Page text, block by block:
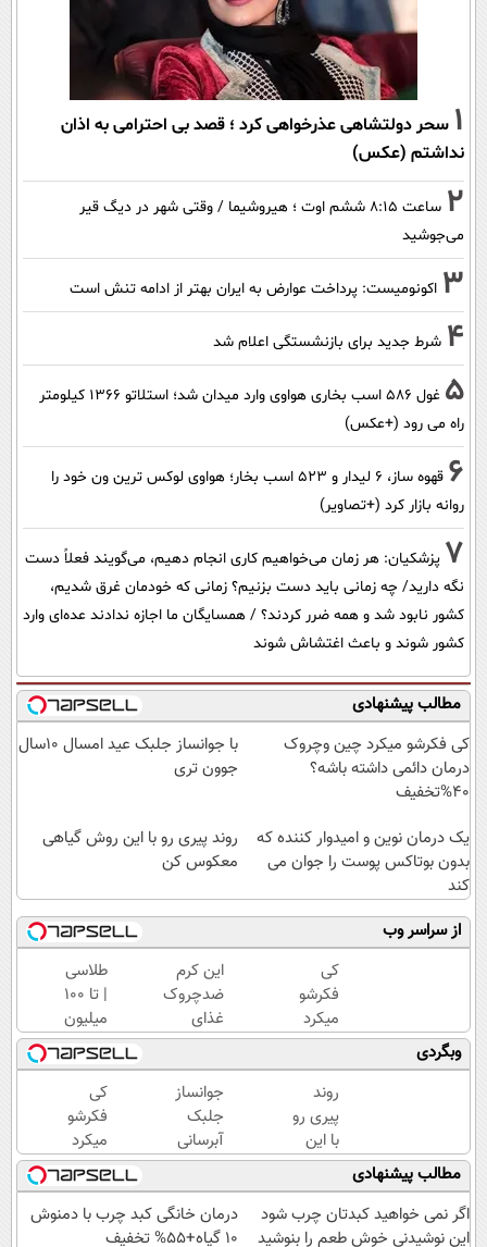
1 سحر دولتشاهی عذرخواهی کرد ؛ قصد بی احترامی به اذان
نداشتم (عکس)
2
ساعت ۸:۱۵ ششم اوت ؛ هیروشیما / وقتی شهر در دیگ قیر
می‌جوشید
3 اکونومیست: پرداخت عوارض به ایران بهتر از ادامه تنش است
4 شرط جدید برای بازنشستگی اعلام شد
5
غول 586 اسب بخاری هواوی وارد میدان شد؛ استلاتو 1366 کیلومتر
راه می رود (+عکس)
6
قهوه ساز، 6 لیدار و 523 اسب بخار؛ هواوی لوکس ترین ون خود را
روانه بازار کرد (+تصاویر)
7 پزشکیان: هر زمان می‌خواهیم کاری انجام دهیم، می‌گویند فعلاً دست
نگه دارید/ چه زمانی باید دست بزنیم؟ زمانی که خودمان غرق شدیم،
کشور نابود شد و همه ضرر کردند؟ / همسایگان ما اجازه ندادند عده‌ای وارد
کشور شوند و باعث اغتشاش شوند
مطالب پیشنهادی
کی فکرشو میکرد چین وچروک
درمان دائمی داشته باشه؟
40%تخفیف
با جوانساز جلبک عید امسال ۱۰سال
جوون تری
یک درمان نوین و امیدوار کننده که
بدون بوتاکس پوست را جوان می
کند
روند پیری رو با این روش گیاهی
معکوس کن
از سراسر وب
کی
فکرشو
میکرد
چین
وچروک
درمان
دائمی
داشته
باشه؟
40%تخفیف
این کرم
ضدچروک
غذای
پوستت
رو تامین
میکنه
(خرید با
40%تخفیف)
طلاسی
| تا 100
میلیون
وام
آنی
خرید
طلا💰
ثبت
نام
کن!
وبگردی
روند
پیری رو
با این
روش
گیاهی
معکوس
کن
جوانساز
جلبک
آبرسانی
قوی
پوست
در
فصل
کی
فکرشو
میکرد
چین
وچروک
درمان
دائمی
مطالب پیشنهادی
اگر نمی خواهید کبدتان چرب شود
این نوشیدنی خوش طعم را بنوشید
درمان خانگی کبد چرب با دمنوش
10 گیاه+55% تخفیف